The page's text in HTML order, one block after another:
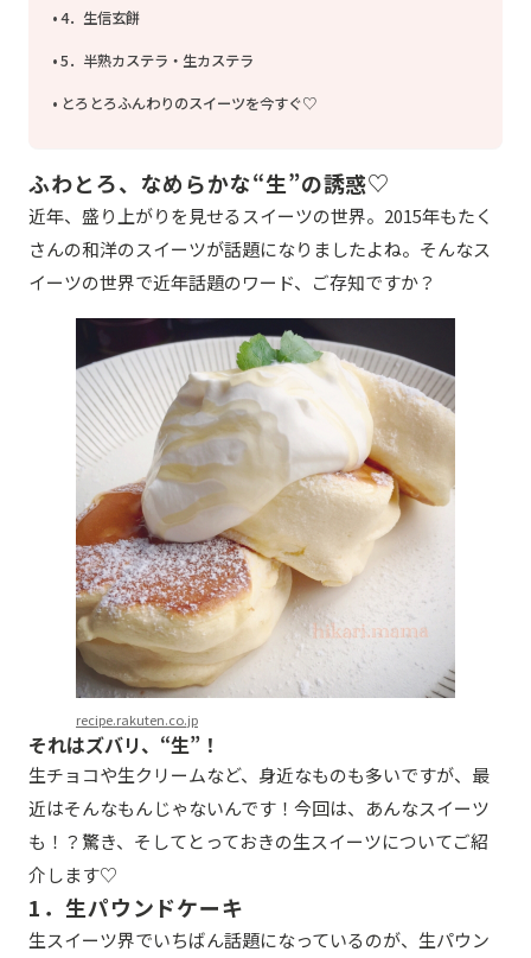
4．生信玄餅
5．半熟カステラ・生カステラ
とろとろふんわりのスイーツを今すぐ♡
ふわとろ、なめらかな“生”の誘惑♡
近年、盛り上がりを見せるスイーツの世界。2015年もたく
さんの和洋のスイーツが話題になりましたよね。そんなス
イーツの世界で近年話題のワード、ご存知ですか？
recipe.rakuten.co.jp
それはズバリ、“生”！
生チョコや生クリームなど、身近なものも多いですが、最
近はそんなもんじゃないんです！今回は、あんなスイーツ
も！？驚き、そしてとっておきの生スイーツについてご紹
介します♡
1．生パウンドケーキ
生スイーツ界でいちばん話題になっているのが、生パウン